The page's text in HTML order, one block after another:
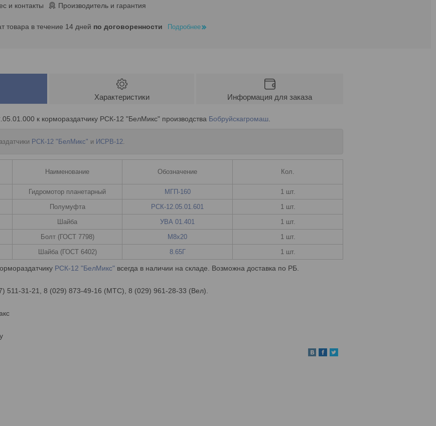
и контакты Производитель и гарантия
товара в течение 14 дней по договоренности Подробнее
Характеристики Информация для заказа
к кормораздатчику РСК-12 "БелМикс" производства Бобруйскагромаш
РСК-12 "БелМикс" и ИСРВ-12
Наименование Обозначение Кол.
Гидромотор планетарный МГП-160
1 шт.
Полумуфта РСК-12.05.01.601
1 шт.
Шайба УВА 01.401
1 шт.
Болт (ГОСТ 7798) М8х20
1 шт.
Шайба (ГОСТ 6402) 8.65Г 1 шт.
РСК-12 "БелМикс" всегда в наличии на складе. Возможна доставка по РБ.
511-31-21, 8 (029) 873-49-16 (МТС), 8 (029) 961-28-33 (Вел).